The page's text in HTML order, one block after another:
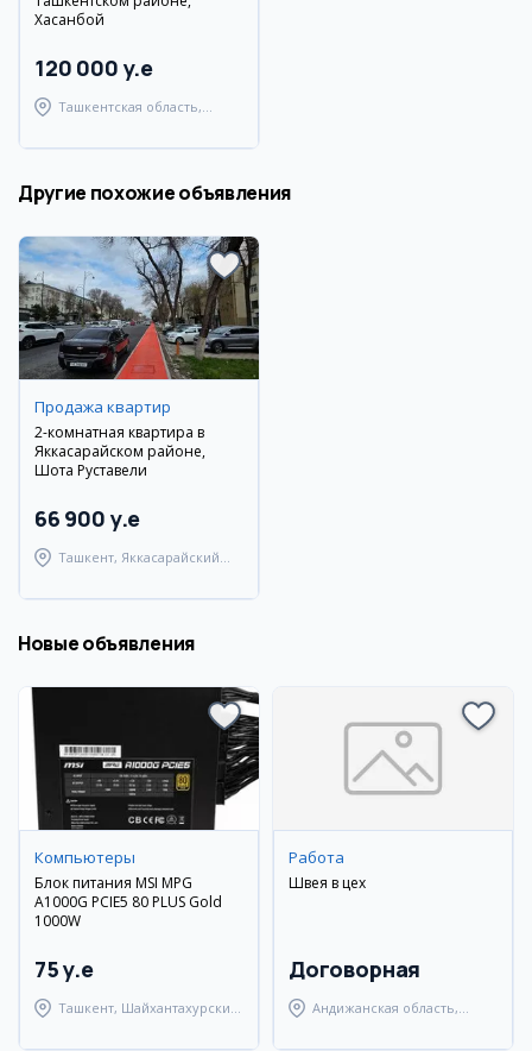
Хасанбой
120 000 y.e
Ташкентская область,
Другие похожие объявления
Продажа квартир
2-комнатная квартира в
Яккасарайском районе,
Шота Руставели
66 900 y.e
Ташкент, Яккасарайский
Новые объявления
Компьютеры
Блок питания MSI MPG
A1000G PCIE5 80 PLUS Gold
1000W
75 y.e
Ташкент, Шайхантахурский
Работа
Швея в цех
Договорная
Андижанская область,